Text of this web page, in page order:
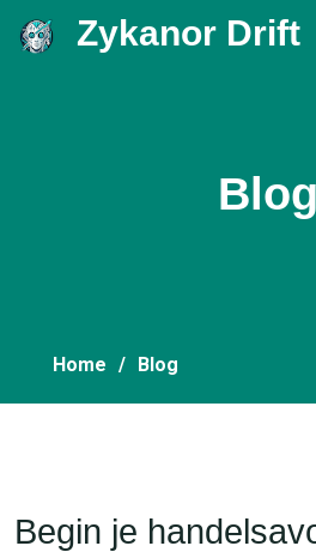
Zykanor Drift
Blog
Home Blog
Begin je